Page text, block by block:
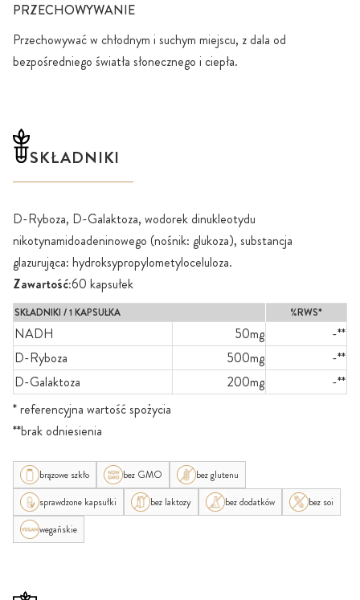
PRZECHOWYWANIE
Przechowywać w chłodnym i suchym miejscu, z dala od
bezpośredniego światła słonecznego i ciepła.
SKŁADNIKI
D-Ryboza, D-Galaktoza, wodorek dinukleotydu
nikotynamidoadeninowego (nośnik: glukoza), substancja
glazurująca: hydroksypropylometyloceluloza.
Zawartość:60 kapsułek
SKŁADNIKI / 1 KAPSUŁKA %RWS*
NADH 50mg
-**
D-Ryboza
500mg
-**
D-Galaktoza
200mg
-**
* referencyjna wartość spożycia
**brak odniesienia
brązowe szkło bez GMO
bez glutenu
sprawdzone kapsułki
bez laktozy bez dodatków
bez soi
wegańskie